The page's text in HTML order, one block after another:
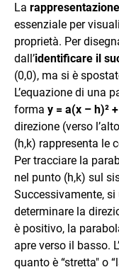
La
essenziale per
proprietà. Per
dall’identificare il
(0,0), ma si è
L’equazione di una
forma y = a(x – h)²
direzione (verso
(h,k) rappresenta le
Per tracciare la
nel punto (h,k) sul
Successivamente,
determinare la
è positivo, la
apre verso il basso.
quanto è “stretta" o